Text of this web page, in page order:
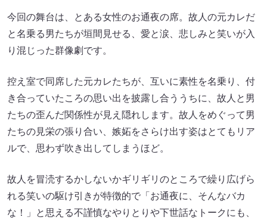
今回の舞台は、とある女性のお通夜の席。故人の元カレだ
と名乗る男たちが垣間見せる、愛と涙、悲しみと笑いが入
り混じった群像劇です。
控え室で同席した元カレたちが、互いに素性を名乗り、付
き合っていたころの思い出を披露し合ううちに、故人と男
たちの歪んだ関係性が見え隠れします。故人をめぐって男
たちの見栄の張り合い、嫉妬をさらけ出す姿はとてもリア
ルで、思わず吹き出してしまうほど。
故人を冒涜するかしないかギリギリのところで繰り広げら
れる笑いの駆け引きが特徴的で「お通夜に、そんなバカ
な！」と思える不謹慎なやりとりや下世話なトークにも、